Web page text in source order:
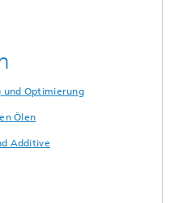
und Optimierung
Ölen
Additive